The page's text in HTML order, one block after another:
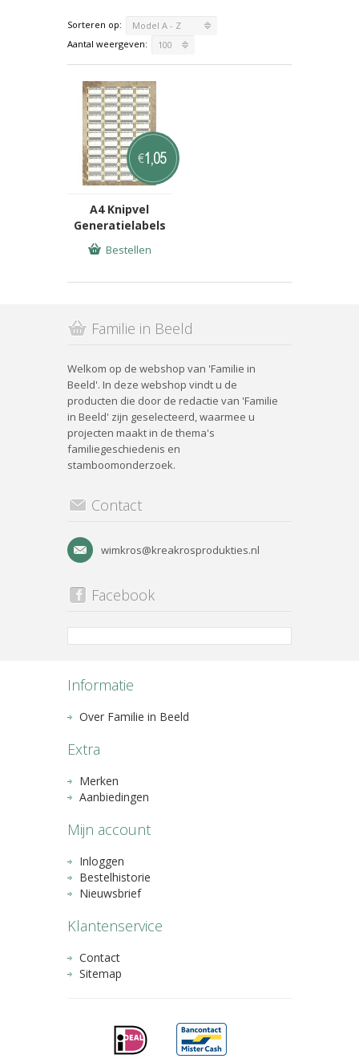
Sorteren op:
Model A - Z
Aantal weergeven:
100
A4 Knipvel
Generatielabels
€1,05
Bestellen
Familie in Beeld
Welkom op de webshop van 'Familie in
Beeld'. In deze webshop vindt u de
producten die door de redactie van 'Familie
in Beeld' zijn geselecteerd, waarmee u
projecten maakt in de thema's
familiegeschiedenis en
stamboomonderzoek.
Contact
wimkros@kreakrosprodukties.nl
Facebook
Informatie
Over Familie in Beeld
Extra
Merken
Aanbiedingen
Mijn account
Inloggen
Bestelhistorie
Nieuwsbrief
Klantenservice
Contact
Sitemap